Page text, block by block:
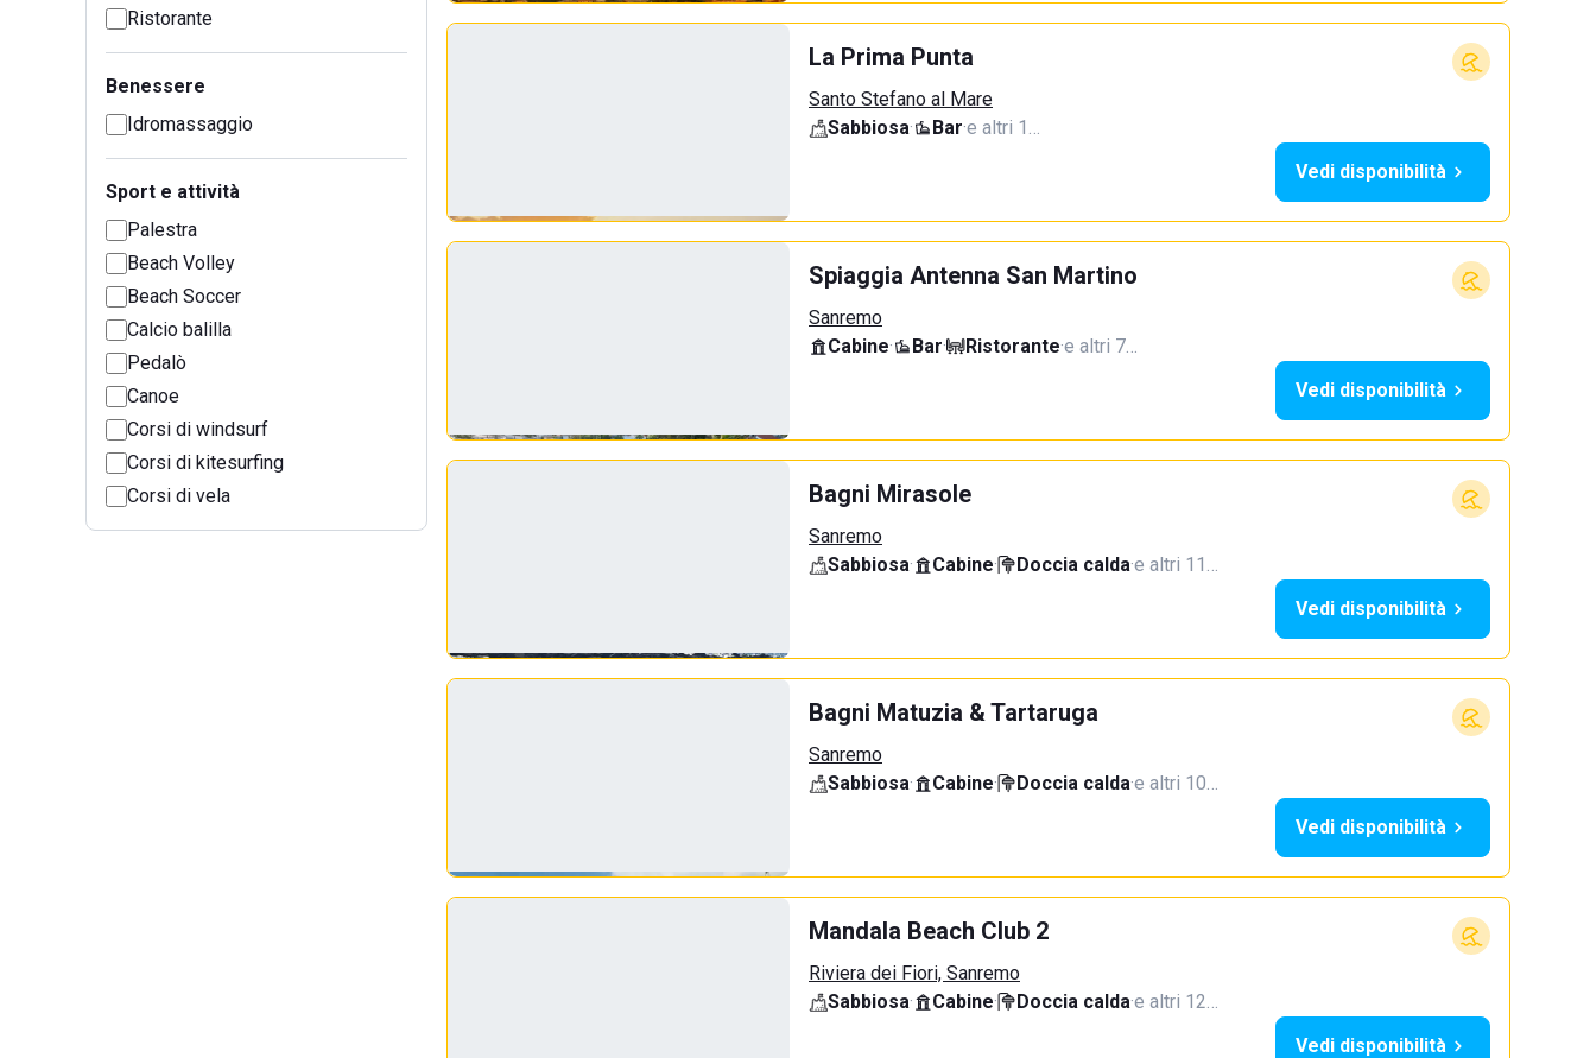
Ristorante
Benessere
Idromassaggio
Sport e attività
Palestra
Beach Volley
Beach Soccer
Calcio balilla
Pedalò
Canoe
Corsi di windsurf
Corsi di kitesurfing
Corsi di vela
La Prima Punta
Santo Stefano al Mare
Sabbiosa· Bar·e altri 1…
Vedi disponibilità
Spiaggia Antenna San Martino
Sanremo
Cabine· Bar· Ristorante·e altri 7…
Vedi disponibilità
Bagni Mirasole
Sanremo
Sabbiosa· Cabine· Doccia calda·e altri 11…
Vedi disponibilità
Bagni Matuzia & Tartaruga
Sanremo
Sabbiosa· Cabine· Doccia calda·e altri 10…
Vedi disponibilità
Mandala Beach Club 2
Riviera dei Fiori, Sanremo
Sabbiosa· Cabine· Doccia calda·e altri 12…
Vedi disponibilità